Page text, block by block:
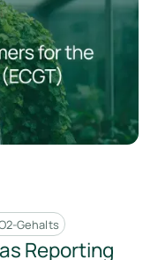
Gehalts
Reporting